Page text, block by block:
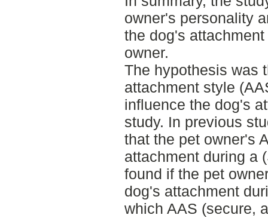
owner's personality
the dog's
owner.
The hypothesis was
attachment style
influence the dog's
study. In previous
that the pet owner's
attachment during a
found if the pet
dog's attachment
which AAS (secure,